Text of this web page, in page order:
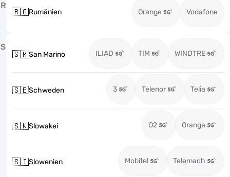
R
🇷🇴Rumänien Orange Vodafone
S
🇸🇲San Marino ILIAD TIM WINDTRE
🇸🇪Schweden 3 Telenor Telia
🇸🇰Slowakei O2 Orange
🇸🇮Slowenien Mobitel Telemach